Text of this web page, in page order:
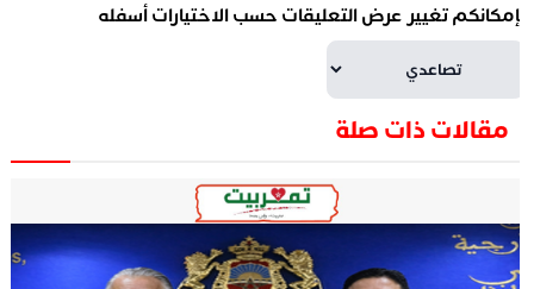
تغيير عرض التعليقات حسب الاختيارات أسفله
مقالات ذات صلة